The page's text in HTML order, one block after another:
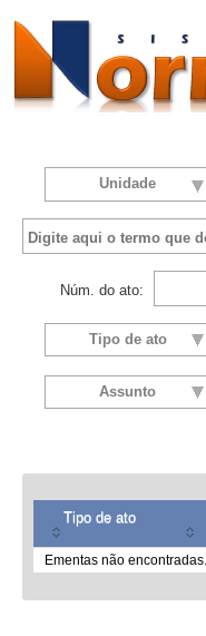
Unidade
Núm. do ato:
Tipo de ato
Assunto
Tipo de ato
Ementas não